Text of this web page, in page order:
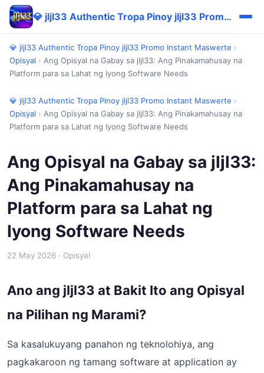
💎 jljl33 Authentic Tropa Pinoy jljl33 Promo Instant Maswerte
💎 jljl33 Authentic Tropa Pinoy jljl33 Promo Instant Maswerte ›
Opisyal › Ang Opisyal na Gabay sa jljl33: Ang Pinakamahusay na
Platform para sa Lahat ng Iyong Software Needs
💎 jljl33 Authentic Tropa Pinoy jljl33 Promo Instant Maswerte ›
Opisyal › Ang Opisyal na Gabay sa jljl33: Ang Pinakamahusay na
Platform para sa Lahat ng Iyong Software Needs
Ang Opisyal na Gabay sa jljl33:
Ang Pinakamahusay na
Platform para sa Lahat ng
Iyong Software Needs
22 May 2026 · Opisyal
Ano ang jljl33 at Bakit Ito ang Opisyal
na Pilihan ng Marami?
Sa kasalukuyang panahon ng teknolohiya, ang
pagkakaroon ng tamang software at application ay